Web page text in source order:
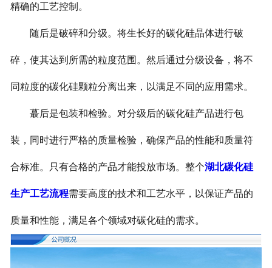
精确的工艺控制。
随后是破碎和分级。将生长好的碳化硅晶体进行破
碎，使其达到所需的粒度范围。然后通过分级设备，将不
同粒度的碳化硅颗粒分离出来，以满足不同的应用需求。
蕞后是包装和检验。对分级后的碳化硅产品进行包
装，同时进行严格的质量检验，确保产品的性能和质量符
合标准。只有合格的产品才能投放市场。整个湖北碳化硅
生产工艺流程需要高度的技术和工艺水平，以保证产品的
质量和性能，满足各个领域对碳化硅的需求。